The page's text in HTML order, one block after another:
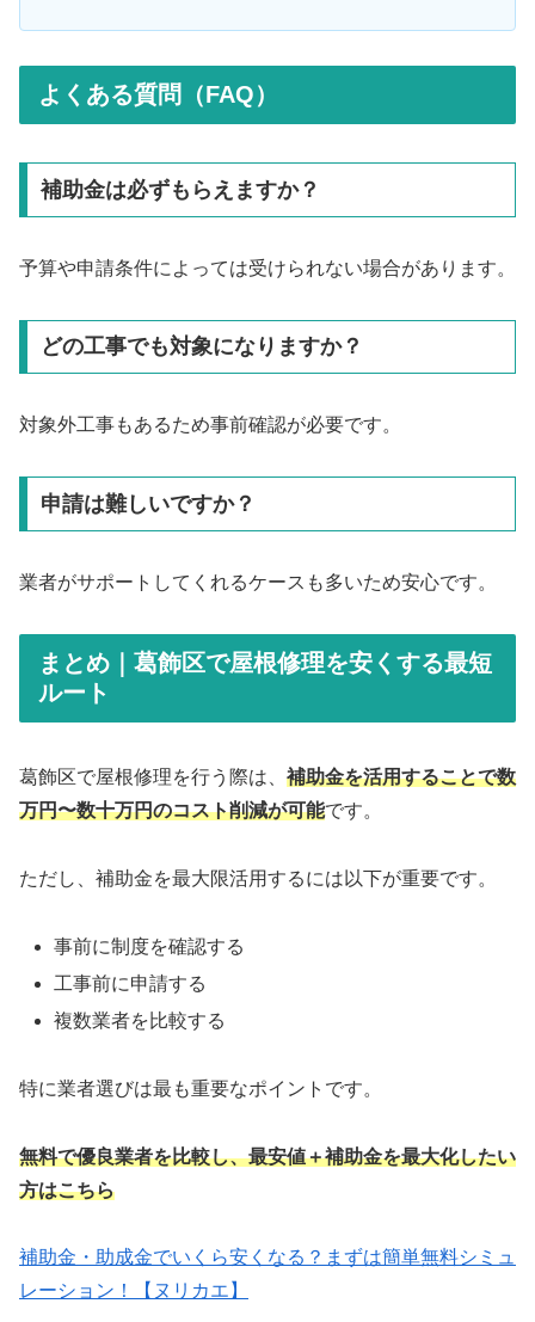
よくある質問（FAQ）
補助金は必ずもらえますか？
予算や申請条件によっては受けられない場合があります。
どの工事でも対象になりますか？
対象外工事もあるため事前確認が必要です。
申請は難しいですか？
業者がサポートしてくれるケースも多いため安心です。
まとめ｜葛飾区で屋根修理を安くする最短
ルート
葛飾区で屋根修理を行う際は、 補助金を活用することで数
万円〜数十万円のコスト削減が可能です。
ただし、補助金を最大限活用するには以下が重要です。
事前に制度を確認する
工事前に申請する
複数業者を比較する
特に業者選びは最も重要なポイントです。
無料で優良業者を比較し、最安値＋補助金を最大化したい
方はこちら
補助金・助成金でいくら安くなる？まずは簡単無料シミュ
レーション！【ヌリカエ】